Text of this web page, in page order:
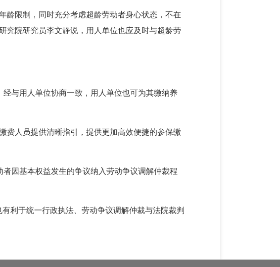
龄限制，同时充分考虑超龄劳动者身心状态，不在
究院研究员李文静说，用人单位也应及时与超龄劳
与用人单位协商一致，用人单位也可为其缴纳养
费人员提供清晰指引，提供更加高效便捷的参保缴
因基本权益发生的争议纳入劳动争议调解仲裁程
利于统一行政执法、劳动争议调解仲裁与法院裁判